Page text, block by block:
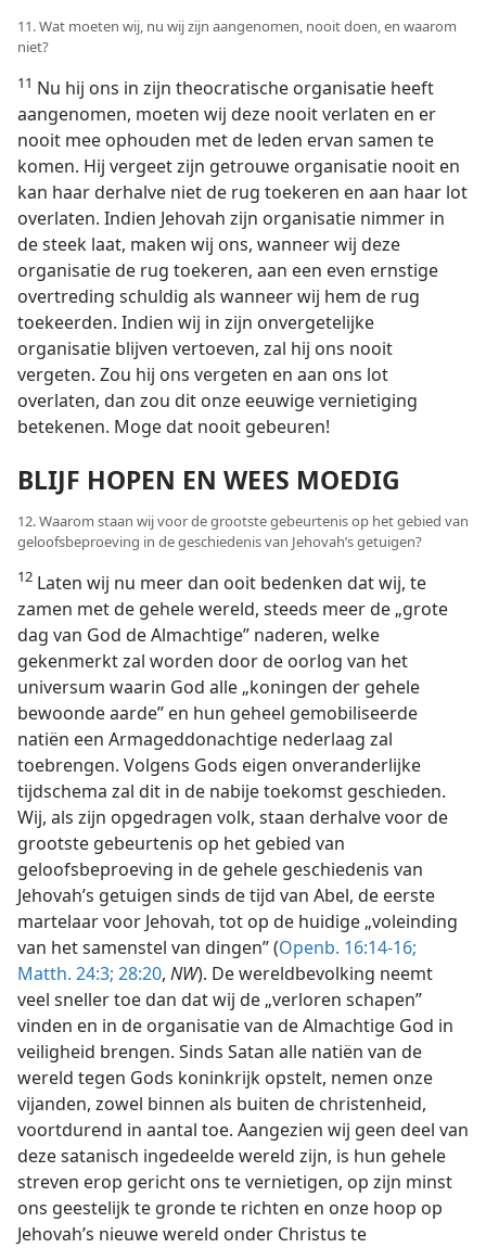
11. Wat moeten wij, nu wij zijn aangenomen, nooit doen, en waarom
niet?
11 Nu hij ons in zijn theocratische organisatie heeft
aangenomen, moeten wij deze nooit verlaten en er
nooit mee ophouden met de leden ervan samen te
komen. Hij vergeet zijn getrouwe organisatie nooit en
kan haar derhalve niet de rug toekeren en aan haar lot
overlaten. Indien Jehovah zijn organisatie nimmer in
de steek laat, maken wij ons, wanneer wij deze
organisatie de rug toekeren, aan een even ernstige
overtreding schuldig als wanneer wij hem de rug
toekeerden. Indien wij in zijn onvergetelijke
organisatie blijven vertoeven, zal hij ons nooit
vergeten. Zou hij ons vergeten en aan ons lot
overlaten, dan zou dit onze eeuwige vernietiging
betekenen. Moge dat nooit gebeuren!
BLIJF HOPEN EN WEES MOEDIG
12. Waarom staan wij voor de grootste gebeurtenis op het gebied van
geloofsbeproeving in de geschiedenis van Jehovah’s getuigen?
12 Laten wij nu meer dan ooit bedenken dat wij, te
zamen met de gehele wereld, steeds meer de „grote
dag van God de Almachtige” naderen, welke
gekenmerkt zal worden door de oorlog van het
universum waarin God alle „koningen der gehele
bewoonde aarde” en hun geheel gemobiliseerde
natiën een Armageddonachtige nederlaag zal
toebrengen. Volgens Gods eigen onveranderlijke
tijdschema zal dit in de nabije toekomst geschieden.
Wij, als zijn opgedragen volk, staan derhalve voor de
grootste gebeurtenis op het gebied van
geloofsbeproeving in de gehele geschiedenis van
Jehovah’s getuigen sinds de tijd van Abel, de eerste
martelaar voor Jehovah, tot op de huidige „voleinding
van het samenstel van dingen” (Openb. 16:14-16;
Matth. 24:3; 28:20, NW). De wereldbevolking neemt
veel sneller toe dan dat wij de „verloren schapen”
vinden en in de organisatie van de Almachtige God in
veiligheid brengen. Sinds Satan alle natiën van de
wereld tegen Gods koninkrijk opstelt, nemen onze
vijanden, zowel binnen als buiten de christenheid,
voortdurend in aantal toe. Aangezien wij geen deel van
deze satanisch ingedeelde wereld zijn, is hun gehele
streven erop gericht ons te vernietigen, op zijn minst
ons geestelijk te gronde te richten en onze hoop op
Jehovah’s nieuwe wereld onder Christus te